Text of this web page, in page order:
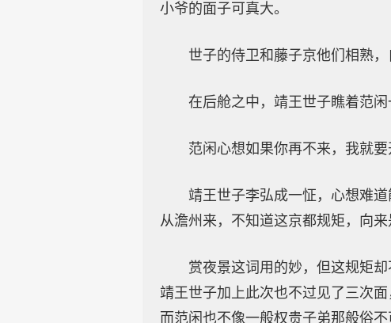
小爷的面子可真大。
世子的侍卫和藤子京他们相熟，
在后舱之中，靖王世子瞧着范
范闲心想如果你再不来，我就
靖王世子李弘成一怔，心想难
从澹州来，不知道这京都规矩，向
赏夜景这词用的妙，但这规矩
靖王世子加上此次也不过见了三次
而范闲也不像一般权贵子弟那般俗